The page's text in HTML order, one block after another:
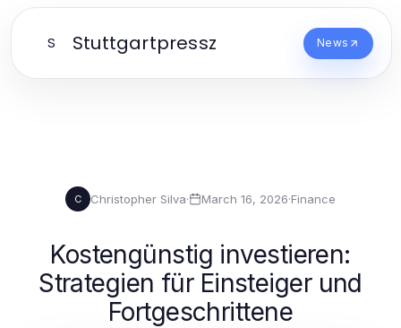
S Stuttgartpressz News
C Christopher Silva· March 16, 2026·Finance
Kostengünstig investieren:
Strategien für Einsteiger und
Fortgeschrittene